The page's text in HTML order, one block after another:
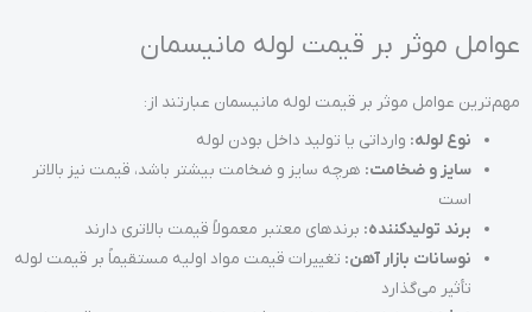
عوامل موثر بر قیمت لوله مانیسمان
مهم‌ترین عوامل موثر بر قیمت لوله مانیسمان عبارتند از:
نوع لوله: وارداتی یا تولید داخل بودن لوله
سایز و ضخامت: هرچه سایز و ضخامت بیشتر باشد، قیمت نیز بالاتر
است
برند تولیدکننده: برندهای معتبر معمولاً قیمت بالاتری دارند
نوسانات بازار آهن: تغییرات قیمت مواد اولیه مستقیماً بر قیمت لوله
تأثیر می‌گذارد